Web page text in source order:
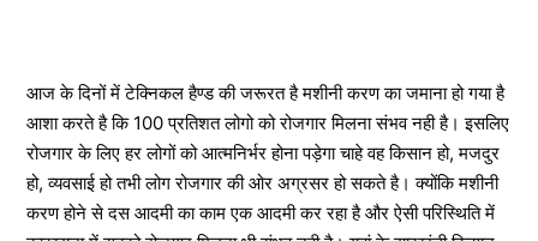
आज के दिनों में टेक्निकल हैण्ड की जरूरत है मशीनी करण का जमाना हो गया है
आशा करते है कि 100 प्रतिशत लोगो को रोजगार मिलना संभव नही है। इसलिए
रोजगार के लिए हर लोगों को आत्मनिर्भर होना पड़ेगा चाहे वह किसान हो, मजदुर
हो, व्यवसाई हो तभी लोग रोजगार की ओर अग्रसर हो सकते है। क्योंकि मशीनी
करण होने से दस आदमी का काम एक आदमी कर रहा है और ऐसी परिस्थिति में